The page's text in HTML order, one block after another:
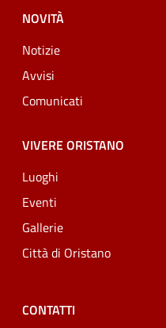
NOVITÀ
Notizie
Avvisi
Comunicati
VIVERE ORISTANO
Luoghi
Eventi
Gallerie
Città di Oristano
CONTATTI